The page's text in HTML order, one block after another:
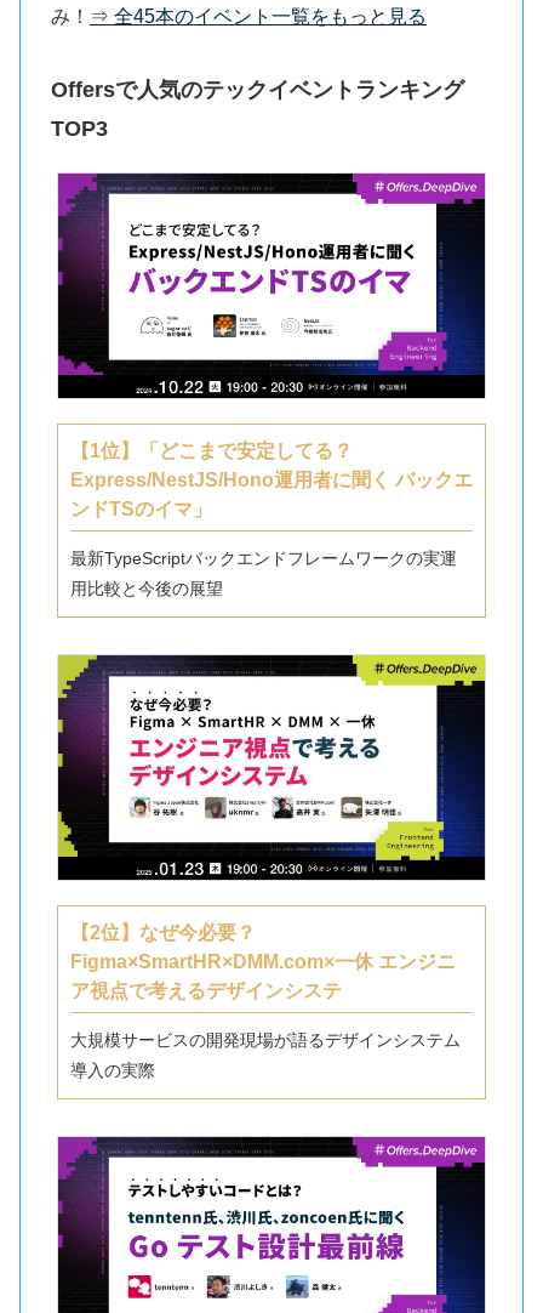
み！ ⇒ 全45本のイベント一覧をもっと見る
Offersで人気のテックイベントランキング
TOP3
【1位】「どこまで安定してる？
Express/NestJS/Hono運用者に聞く バックエ
ンドTSのイマ」
最新TypeScriptバックエンドフレームワークの実運
用比較と今後の展望
【2位】なぜ今必要？
Figma×SmartHR×DMM.com×一休 エンジニ
ア視点で考えるデザインシステ
大規模サービスの開発現場が語るデザインシステム
導入の実際